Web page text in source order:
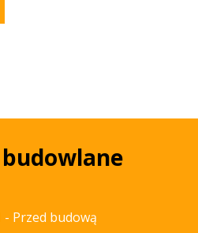
- Przed budową